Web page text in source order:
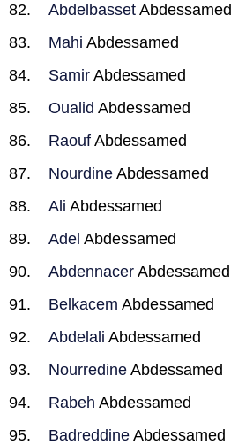
Abdelbasset Abdessamed
Mahi Abdessamed
Samir Abdessamed
Oualid Abdessamed
Raouf Abdessamed
Nourdine Abdessamed
Ali Abdessamed
Adel Abdessamed
Abdennacer Abdessamed
Belkacem Abdessamed
Abdelali Abdessamed
Nourredine Abdessamed
Rabeh Abdessamed
Badreddine Abdessamed